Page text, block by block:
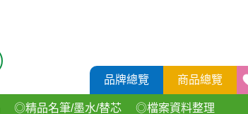
品牌總覽 商品總覽
◎精品名筆/墨水/替芯 ◎檔案資料整理